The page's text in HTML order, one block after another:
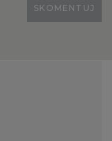
SKOMENTUJ